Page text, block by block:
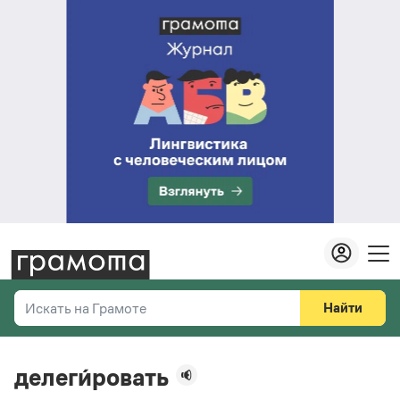
Искать на Грамоте
Справочная служба
Найти
делеги́ровать